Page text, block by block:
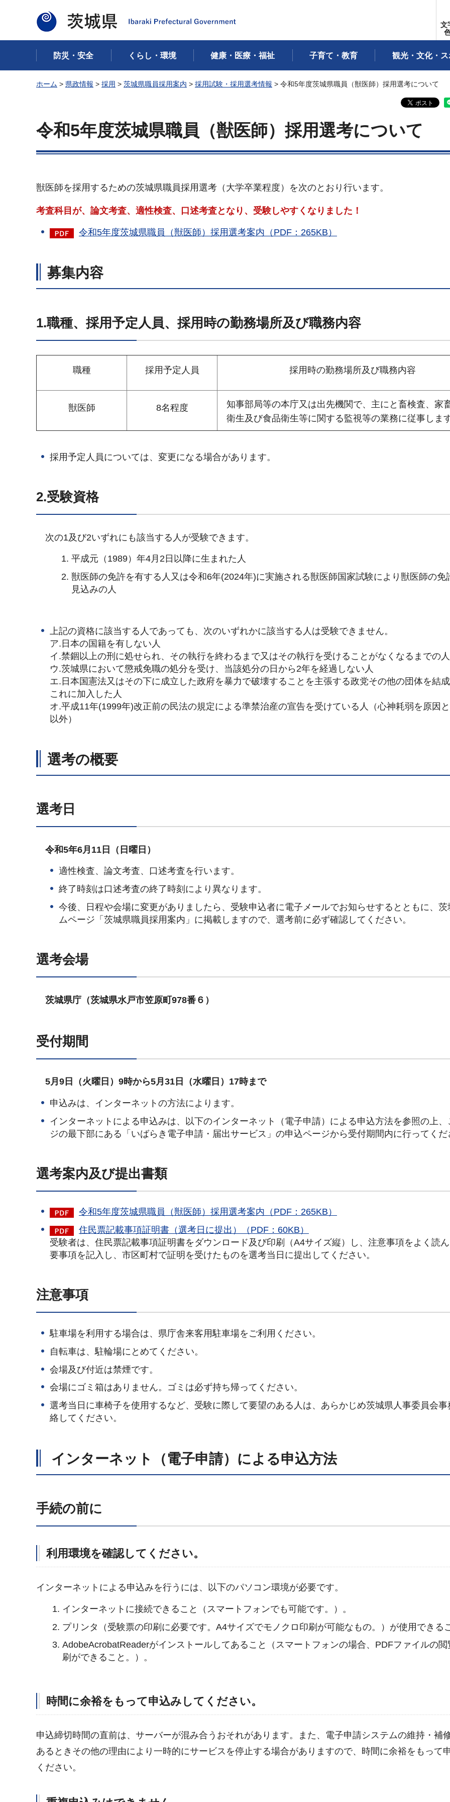
茨城県
文
防災・安全 くらし・環境 健康・医療・福祉 子育て・教育 観光・文化・
ホーム > 県政情報 > 採用 > 茨城県職員採用案内 > 採用試験・採用選考情報 > 令和5年度茨城県職員（獣医師）採用選考について
令和5年度茨城県職員（獣医師）採用選考について
獣医師を採用するための茨城県職員採用選考（大学卒業程度）を次のとおり行います。
考査科目が、論文考査、適性検査、口述考査となり、受験しやすくなりました！
令和5年度茨城県職員（獣医師）採用選考案内（PDF：265KB）
募集内容
1.職種、採用予定人員、採用時の勤務場所及び職務内容
職種 採用予定人員 採用時の勤務場所及び職務内容
獣医師 8名程度
知事部局等の本庁又は出先機関で、主にと畜検査、家
衛生及び食品衛生等に関する監視等の業務に従事しま
採用予定人員については、変更になる場合があります。
2.受験資格
次の1及び2いずれにも該当する人が受験できます。
平成元（1989）年4月2日以降に生まれた人
獣医師の免許を有する人又は令和6年(2024年)に実施される獣医師国家試験により獣医師の免
見込みの人
上記の資格に該当する人であっても、次のいずれかに該当する人は受験できません。
ア.日本の国籍を有しない人
イ.禁錮以上の刑に処せられ、その執行を終わるまで又はその執行を受けることがなくなるまでの人
ウ.茨城県において懲戒免職の処分を受け、当該処分の日から2年を経過しない人
エ.日本国憲法又はその下に成立した政府を暴力で破壊することを主張する政党その他の団体を結
これに加入した人
オ.平成11年(1999年)改正前の民法の規定による準禁治産の宣告を受けている人（心神耗弱を原因
以外）
選考の概要
選考日
令和5年6月11日（日曜日）
適性検査、論文考査、口述考査を行います。
終了時刻は口述考査の終了時刻により異なります。
今後、日程や会場に変更がありましたら、受験申込者に電子メールでお知らせするとともに、茨
ムページ「茨城県職員採用案内」に掲載しますので、選考前に必ず確認してください。
選考会場
茨城県庁（茨城県水戸市笠原町978番６）
受付期間
5月9日（火曜日）9時から5月31日（水曜日）17時まで
申込みは、インターネットの方法によります。
インターネットによる申込みは、以下のインターネット（電子申請）による申込方法を参照の上、
ジの最下部にある「いばらき電子申請・届出サービス」の申込ページから受付期間内に行ってくだ
選考案内及び提出書類
令和5年度茨城県職員（獣医師）採用選考案内（PDF：265KB）
住民票記載事項証明書（選考日に提出）（PDF：60KB）
受験者は、住民票記載事項証明書をダウンロード及び印刷（A4サイズ縦）し、注意事項をよく読
要事項を記入し、市区町村で証明を受けたものを選考当日に提出してください。
注意事項
駐車場を利用する場合は、県庁舎来客用駐車場をご利用ください。
自転車は、駐輪場にとめてください。
会場及び付近は禁煙です。
会場にゴミ箱はありません。ゴミは必ず持ち帰ってください。
選考当日に車椅子を使用するなど、受験に際して要望のある人は、あらかじめ茨城県人事委員会事
絡してください。
インターネット（電子申請）による申込方法
手続の前に
利用環境を確認してください。
インターネットによる申込みを行うには、以下のパソコン環境が必要です。
インターネットに接続できること（スマートフォンでも可能です。）。
プリンタ（受験票の印刷に必要です。A4サイズでモノクロ印刷が可能なもの。）が使用できる
AdobeAcrobatReaderがインストールしてあること（スマートフォンの場合、PDFファイルの閲
刷ができること。）。
時間に余裕をもって申込みしてください。
申込締切時間の直前は、サーバーが混み合うおそれがあります。また、電子申請システムの維持・補
あるときその他の理由により一時的にサービスを停止する場合がありますので、時間に余裕をもって
ください。